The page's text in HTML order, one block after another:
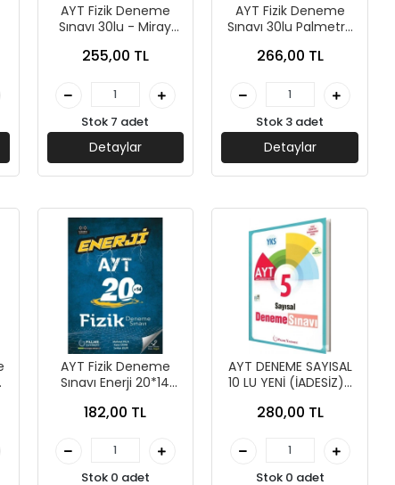
AYT Fizik Deneme
Sınavı 30lu - Miray
255,00 TL
Stok 7 adet
Detaylar
AYT Fizik Deneme
Sınavı 30lu Palmetre
Yayınları
266,00 TL
Stok 3 adet
Detaylar
AYT Fizik Deneme
Sınavı Enerji 20*14
Yayınları
182,00 TL
Stok 0 adet
AYT DENEME SAYISAL
10 LU YENİ (İADESİZ)-
280,00 TL
Stok 0 adet